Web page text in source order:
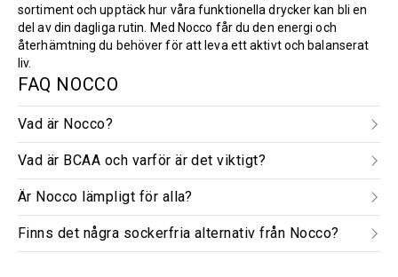
sortiment och upptäck hur våra funktionella drycker kan bli en
del av din dagliga rutin. Med Nocco får du den energi och
återhämtning du behöver för att leva ett aktivt och balanserat
liv.
FAQ NOCCO
Vad är Nocco?
Vad är BCAA och varför är det viktigt?
Är Nocco lämpligt för alla?
Finns det några sockerfria alternativ från Nocco?